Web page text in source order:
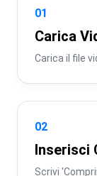
01
Carica
Carica il file
02
Inserisci
Scrivi